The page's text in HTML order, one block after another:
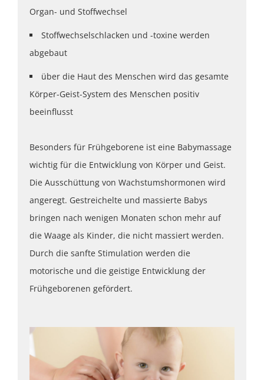
Organ- und Stoffwechsel
Stoffwechselschlacken und -toxine werden
abgebaut
über die Haut des Menschen wird das gesamte
Körper-Geist-System des Menschen positiv
beeinflusst
Besonders für Frühgeborene ist eine Babymassage
wichtig für die Entwicklung von Körper und Geist.
Die Ausschüttung von Wachstumshormonen wird
angeregt. Gestreichelte und massierte Babys
bringen nach wenigen Monaten schon mehr auf
die Waage als Kinder, die nicht massiert werden.
Durch die sanfte Stimulation werden die
motorische und die geistige Entwicklung der
Frühgeborenen gefördert.